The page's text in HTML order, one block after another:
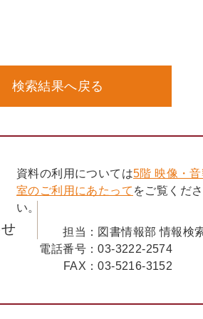
検索結果へ戻る
資料の利用については5階 映像・
室のご利用にあたって をご覧くださ
い。
担当： 図書情報部 情報検
電話番号：03-3222-2574
FAX：03-5216-3152